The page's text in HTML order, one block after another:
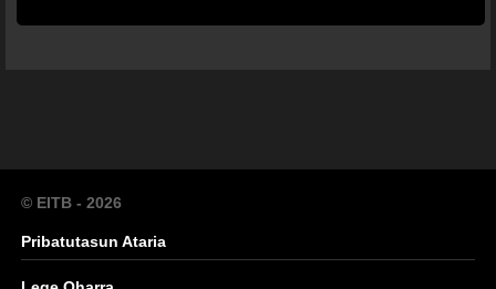
© EITB - 2026
Pribatutasun Ataria